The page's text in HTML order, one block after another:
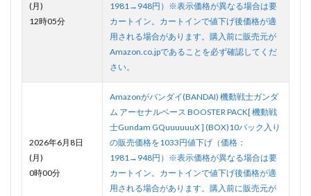
(月)
12時05分
1981→948円）※表示価格が異なる場合は要
カートイン。カートインで値下げ後価格が適
用される場合があります。購入前に販売元が
Amazon.co.jpであることを必ず確認してくだ
さい。
2026年6月8日
(月)
0時00分
Amazonがバンダイ(BANDAI) 機動戦士ガンダ
ム アーセナルベース BOOSTER PACK[ 機動戦
士Gundam GQuuuuuuX ] (BOX)10パック入り
の販売価格を1033円値下げ（価格：
1981→948円）※表示価格が異なる場合は要
カートイン。カートインで値下げ後価格が適
用される場合があります。購入前に販売元が